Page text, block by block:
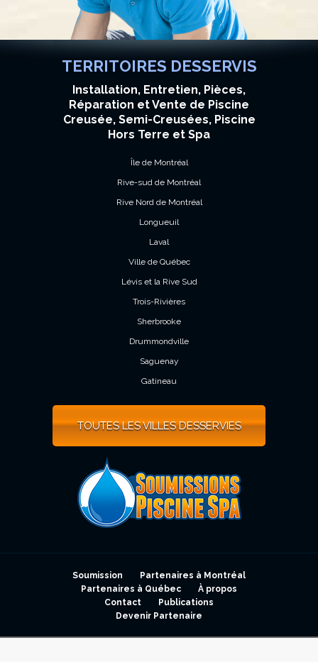
TERRITOIRES DESSERVIS
Installation, Entretien, Pièces,
Réparation et Vente de Piscine
Creusée, Semi-Creusées, Piscine
Hors Terre et Spa
Île de Montréal
Rive-sud de Montréal
Rive Nord de Montréal
Longueuil
Laval
Ville de Québec
Lévis et la Rive Sud
Trois-Rivières
Sherbrooke
Drummondville
Saguenay
Gatineau
TOUTES LES VILLES DESSERVIES
Soumission
Partenaires à Montréal
Partenaires à Québec
À propos
Contact
Publications
Devenir Partenaire